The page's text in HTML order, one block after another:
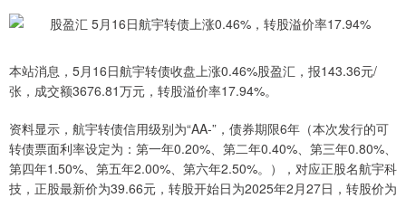
本站消息，5月16日航宇转债收盘上涨0.46%股盈汇，报143.36元/
张，成交额3676.81万元，转股溢价率17.94%。
资料显示，航宇转债信用级别为“AA-”，债券期限6年（本次发行的可
转债票面利率设定为：第一年0.20%、第二年0.40%、第三年0.80%、
第四年1.50%、第五年2.00%、第六年2.50%。），对应正股名航宇科
技，正股最新价为39.66元，转股开始日为2025年2月27日，转股价为